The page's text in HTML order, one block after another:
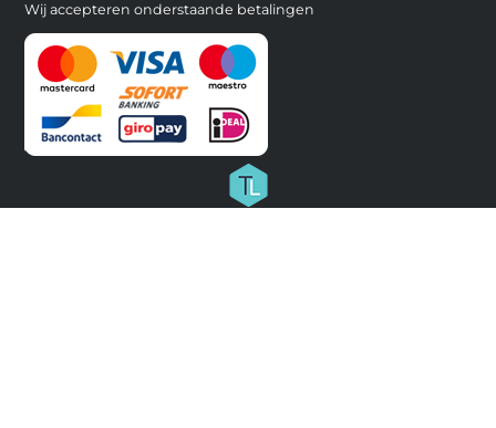
Wij accepteren onderstaande betalingen